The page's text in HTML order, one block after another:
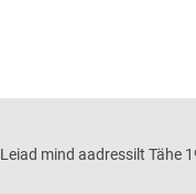
Leiad mind aadressilt Tähe